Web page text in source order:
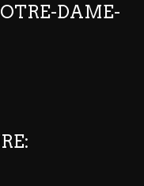
DAME-